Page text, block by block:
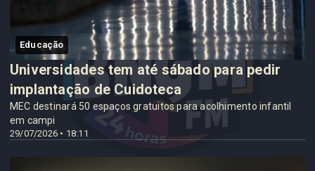
Educação
29/07/2026 • 18:11
Universidades tem até sábado para pedir
implantação de Cuidoteca
MEC destinará 50 espaços gratuitos para acolhimento infantil
em campi